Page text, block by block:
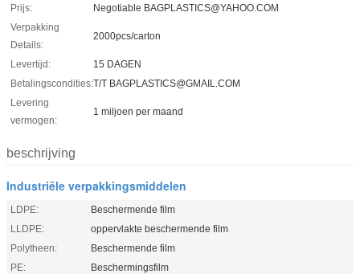
Prijs:
Negotiable BAGPLASTICS@YAHOO.COM
Verpakking
Details:
2000pcs/carton
Levertijd:
15 DAGEN
Betalingscondities:T/T BAGPLASTICS@GMAIL.COM
Levering
vermogen:
1 miljoen per maand
beschrijving
Industriële verpakkingsmiddelen
LDPE:
Beschermende film
LLDPE:
oppervlakte beschermende film
Polytheen:
Beschermende film
PE:
Beschermingsfilm